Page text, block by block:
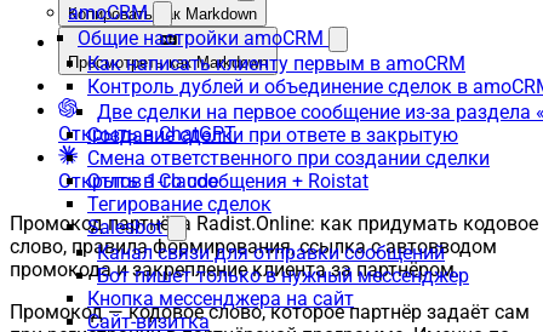
amoCRM
Общие настройки amoCRM
Как написать клиенту первым в amoCRM
Контроль дублей и объединение сделок в
Две сделки на первое сообщение из-за раздела
Создание сделки при ответе в закрытую
Смена ответственного при создании сделки
Отлов 1-го сообщения + Roistat
Тегирование сделок
Salesbot
Канал связи для отправки сообщений
Бот пишет только в нужный мессенджер
Кнопка мессенджера на сайт
Сайт-визитка
Копировать как Markdown
Просмотреть как Markdown
Открыть в ChatGPT
Открыть в Claude
Промокод партнёра Radist.Online: как придумать кодовое
слово, правила формирования, ссылка с автовводом
промокода и закрепление клиента за партнёром.
Промокод — кодовое слово, которое партнёр задаёт сам